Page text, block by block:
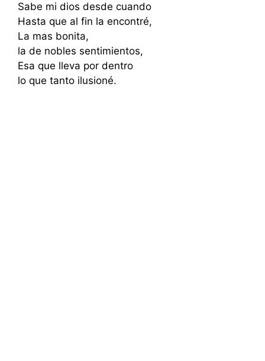
Sabe mi dios desde cuando
Hasta que al fin la encontré,
La mas bonita,
la de nobles sentimientos,
Esa que lleva por dentro
lo que tanto ilusioné.